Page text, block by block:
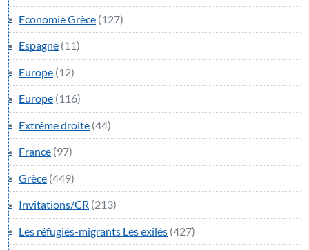
Economie Grèce (127)
Espagne (11)
Europe (12)
Europe (116)
Extrême droite (44)
France (97)
Grèce (449)
Invitations/CR (213)
Les réfugiés-migrants Les exilés (427)